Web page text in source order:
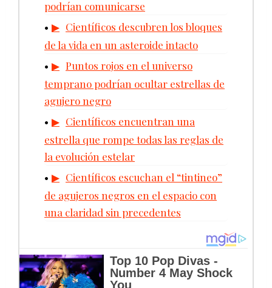
podrían comunicarse
Científicos descubren los bloques
de la vida en un asteroide intacto
Puntos rojos en el universo
temprano podrían ocultar estrellas de
agujero negro
Científicos encuentran una
estrella que rompe todas las reglas de
la evolución estelar
Científicos escuchan el “tintineo”
de agujeros negros en el espacio con
una claridad sin precedentes